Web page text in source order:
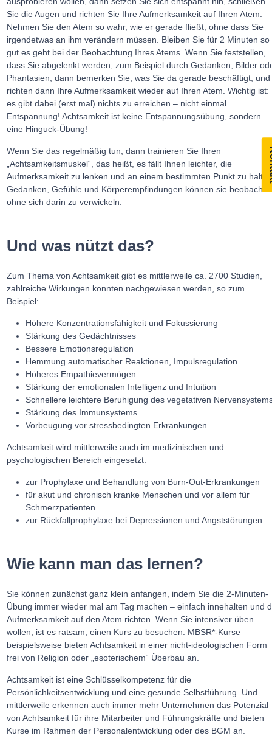
Sie die Augen und richten Sie Ihre Aufmerksamkeit auf Ihren Atem.
Nehmen Sie den Atem so wahr, wie er gerade fließt, ohne dass Sie
irgendetwas an ihm verändern müssen. Bleiben Sie für 2 Minuten so
gut es geht bei der Beobachtung Ihres Atems. Wenn Sie feststellen,
dass Sie abgelenkt werden, zum Beispiel durch Gedanken, Bilder
Phantasien, dann bemerken Sie, was Sie da gerade beschäftigt, und
richten dann Ihre Aufmerksamkeit wieder auf Ihren Atem. Wichtig ist:
es gibt dabei (erst mal) nichts zu erreichen – nicht einmal
Entspannung! Achtsamkeit ist keine Entspannungsübung, sondern
eine Hinguck-Übung!
Wenn Sie das regelmäßig tun, dann trainieren Sie Ihren
„Achtsamkeitsmuskel“, das heißt, es fällt Ihnen leichter, die
Aufmerksamkeit zu lenken und an einem bestimmten Punkt zu
Gedanken, Gefühle und Körperempfindungen können sie
ohne sich darin zu verwickeln.
Und was nützt das?
Zum Thema von Achtsamkeit gibt es mittlerweile ca. 2700 Studien,
zahlreiche Wirkungen konnten nachgewiesen werden, so zum
Beispiel:
Höhere Konzentrationsfähigkeit und Fokussierung
Stärkung des Gedächtnisses
Bessere Emotionsregulation
Hemmung automatischer Reaktionen, Impulsregulation
Höheres Empathievermögen
Stärkung der emotionalen Intelligenz und Intuition
Schnellere leichtere Beruhigung des vegetativen
Stärkung des Immunsystems
Vorbeugung vor stressbedingten Erkrankungen
Achtsamkeit wird mittlerweile auch im medizinischen und
psychologischen Bereich eingesetzt:
zur Prophylaxe und Behandlung von Burn-Out-Erkrankungen
für akut und chronisch kranke Menschen und vor allem für
Schmerzpatienten
zur Rückfallprophylaxe bei Depressionen und Angststörungen
Wie kann man das lernen?
Sie können zunächst ganz klein anfangen, indem Sie die 2-Minuten-
Übung immer wieder mal am Tag machen – einfach innehalten und
Aufmerksamkeit auf den Atem richten. Wenn Sie intensiver üben
wollen, ist es ratsam, einen Kurs zu besuchen. MBSR*-Kurse
beispielsweise bieten Achtsamkeit in einer nicht-ideologischen Form
frei von Religion oder „esoterischem“ Überbau an.
Achtsamkeit ist eine Schlüsselkompetenz für die
Persönlichkeitsentwicklung und eine gesunde Selbstführung. Und
mittlerweile erkennen auch immer mehr Unternehmen das Potenzial
von Achtsamkeit für ihre Mitarbeiter und Führungskräfte und bieten
Kurse im Rahmen der Personalentwicklung oder des BGM an.